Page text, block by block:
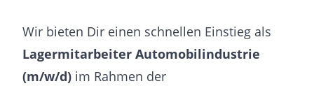
Wir bieten Dir einen schnellen Einstieg als
Lagermitarbeiter Automobilindustrie
(m/w/d) im Rahmen der